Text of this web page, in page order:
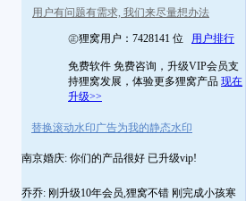
用户有问题有需求, 我们来尽量想办法
㊣狸窝用户：7428141 位 用户排行
免费软件 免费咨询，升级VIP会员支
持狸窝发展，体验更多狸窝产品 现在
升级>>
替换滚动水印广告为我的静态水印
南京婚庆: 你们的产品很好 已升级vip!
乔乔: 刚升级10年会员,狸窝不错 刚完成小孩寒